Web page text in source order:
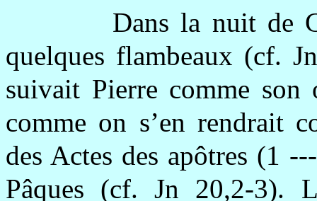
Dans la nuit de
quelques flambeaux (cf.
suivait Pierre comme
comme on s’en rendrait
des Actes des apôtres (1
Pâques (cf. Jn 20,2-3).